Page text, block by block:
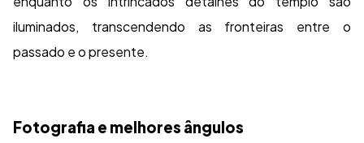
iluminados, transcendendo as fronteiras entre o
passado e o presente.
Fotografia e melhores ângulos